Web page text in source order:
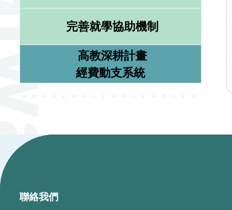
完善就學協助機制
高教深耕計畫
經費動支系統
聯絡我們